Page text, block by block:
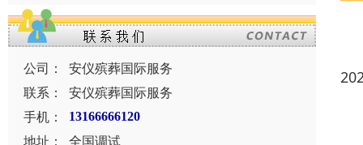
公司：
安仪殡葬国际服务
联系：
安仪殡葬国际服务
手机：
13166666120
地址： 全国调试